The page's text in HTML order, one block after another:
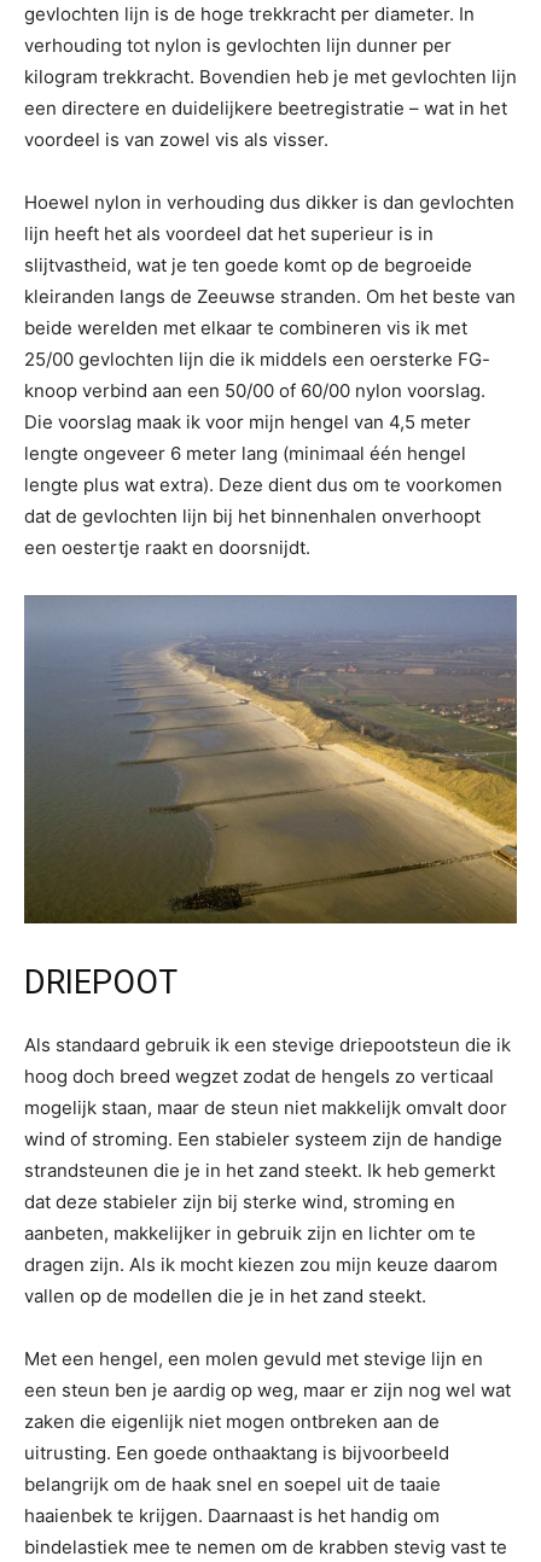
gevlochten lijn is de hoge trekkracht per diameter. In
verhouding tot nylon is gevlochten lijn dunner per
kilogram trekkracht. Bovendien heb je met gevlochten lijn
een directere en duidelijkere beetregistratie – wat in het
voordeel is van zowel vis als visser.
Hoewel nylon in verhouding dus dikker is dan gevlochten
lijn heeft het als voordeel dat het superieur is in
slijtvastheid, wat je ten goede komt op de begroeide
kleiranden langs de Zeeuwse stranden. Om het beste van
beide werelden met elkaar te combineren vis ik met
25/00 gevlochten lijn die ik middels een oersterke FG-
knoop verbind aan een 50/00 of 60/00 nylon voorslag.
Die voorslag maak ik voor mijn hengel van 4,5 meter
lengte ongeveer 6 meter lang (minimaal één hengel
lengte plus wat extra). Deze dient dus om te voorkomen
dat de gevlochten lijn bij het binnenhalen onverhoopt
een oestertje raakt en doorsnijdt.
DRIEPOOT
Als standaard gebruik ik een stevige driepootsteun die ik
hoog doch breed wegzet zodat de hengels zo verticaal
mogelijk staan, maar de steun niet makkelijk omvalt door
wind of stroming. Een stabieler systeem zijn de handige
strandsteunen die je in het zand steekt. Ik heb gemerkt
dat deze stabieler zijn bij sterke wind, stroming en
aanbeten, makkelijker in gebruik zijn en lichter om te
dragen zijn. Als ik mocht kiezen zou mijn keuze daarom
vallen op de modellen die je in het zand steekt.
Met een hengel, een molen gevuld met stevige lijn en
een steun ben je aardig op weg, maar er zijn nog wel wat
zaken die eigenlijk niet mogen ontbreken aan de
uitrusting. Een goede onthaaktang is bijvoorbeeld
belangrijk om de haak snel en soepel uit de taaie
haaienbek te krijgen. Daarnaast is het handig om
bindelastiek mee te nemen om de krabben stevig vast te